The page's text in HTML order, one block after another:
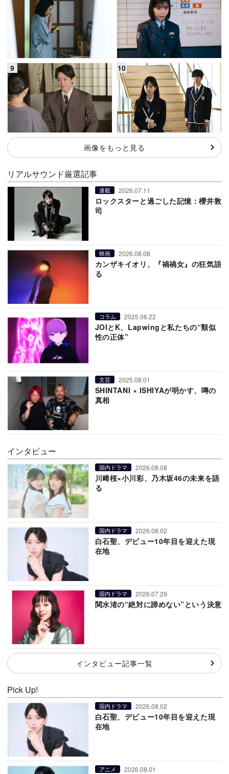
画像をもっと見る
リアルサウンド厳選記事
連載 2026.07.11
ロックスターと過ごした記憶：櫻井敦
司
映画 2026.08.08
カンザキイオリ、『禍禍女』の狂気語
る
コラム 2025.06.22
JOIとK、Lapwingと私たちの“類似
性の正体”
文芸 2025.08.01
SHINTANI × ISHIYAが明かす、噂の
真相
インタビュー
国内ドラマ 2026.08.08
川﨑桜×小川彩、乃木坂46の未来を語
る
国内ドラマ 2026.08.02
白石聖、デビュー10年目を迎えた現
在地
国内ドラマ 2026.07.29
関水渚の“絶対に諦めない”という決意
インタビュー記事一覧
Pick Up!
国内ドラマ 2026.08.02
白石聖、デビュー10年目を迎えた現
在地
アニメ 2026.08.01